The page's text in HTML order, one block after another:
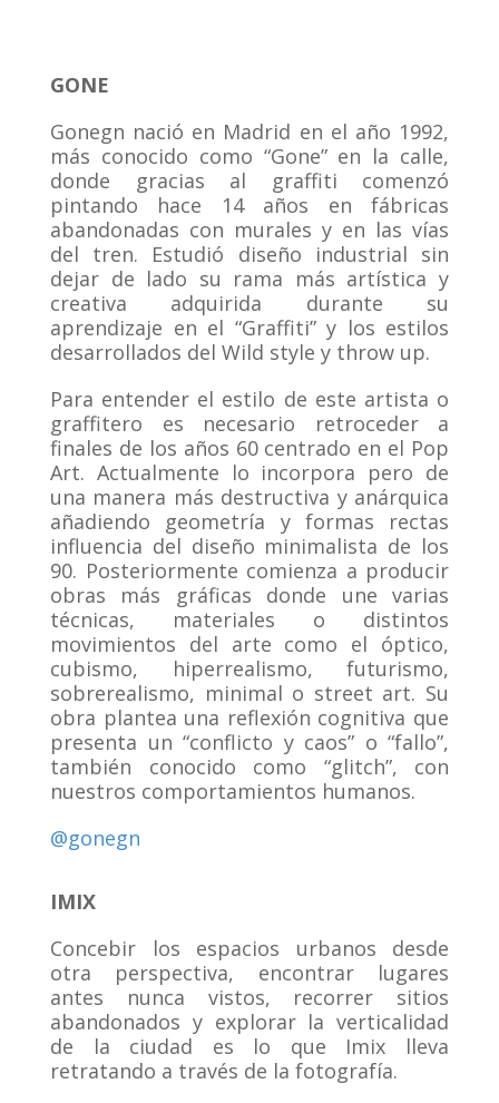
GONE
Gonegn nació en Madrid en el año 1992,
más conocido como “Gone” en la calle,
donde gracias al graffiti comenzó
pintando hace 14 años en fábricas
abandonadas con murales y en las vías
del tren. Estudió diseño industrial sin
dejar de lado su rama más artística y
creativa adquirida durante su
aprendizaje en el “Graffiti” y los estilos
desarrollados del Wild style y throw up.
Para entender el estilo de este artista o
graffitero es necesario retroceder a
finales de los años 60 centrado en el Pop
Art. Actualmente lo incorpora pero de
una manera más destructiva y anárquica
añadiendo geometría y formas rectas
influencia del diseño minimalista de los
90. Posteriormente comienza a producir
obras más gráficas donde une varias
técnicas, materiales o distintos
movimientos del arte como el óptico,
cubismo, hiperrealismo, futurismo,
sobrerealismo, minimal o street art. Su
obra plantea una reflexión cognitiva que
presenta un “conflicto y caos” o “fallo”,
también conocido como “glitch”, con
nuestros comportamientos humanos.
@gonegn
IMIX
Concebir los espacios urbanos desde
otra perspectiva, encontrar lugares
antes nunca vistos, recorrer sitios
abandonados y explorar la verticalidad
de la ciudad es lo que Imix lleva
retratando a través de la fotografía.